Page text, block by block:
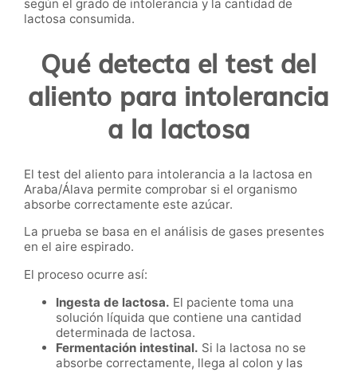
según el grado de intolerancia y la cantidad de
lactosa consumida.
Qué detecta el test del
aliento para intolerancia
a la lactosa
El test del aliento para intolerancia a la lactosa en
Araba/Álava permite comprobar si el organismo
absorbe correctamente este azúcar.
La prueba se basa en el análisis de gases presentes
en el aire espirado.
El proceso ocurre así:
Ingesta de lactosa. El paciente toma una
solución líquida que contiene una cantidad
determinada de lactosa.
Fermentación intestinal. Si la lactosa no se
absorbe correctamente, llega al colon y las